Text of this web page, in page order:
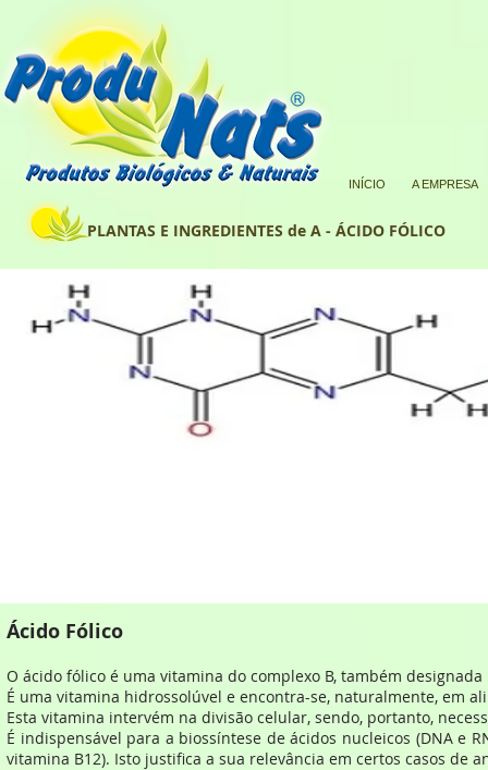
PLANTAS E INGREDIENTES de A - ÁCIDO FÓLICO
INÍCIO A EMPRESA
Ácido Fólico
O ácido fólico é uma vitamina do complexo B, também
É uma vitamina hidrossolúvel e encontra-se, naturalmente, em
Esta vitamina intervém na divisão celular, sendo, portanto,
É indispensável para a biossíntese de ácidos nucleicos (DNA e
vitamina B12). Isto justifica a sua relevância em certos casos de